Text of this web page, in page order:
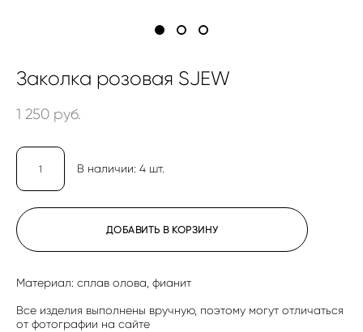
Заколка розовая SJEW
1 250 pуб.
В наличии: 4 шт.
ДОБАВИТЬ В КОРЗИНУ
Материал: сплав олова, фианит
Все изделия выполнены вручную, поэтому могут отличаться
от фотографии на сайте